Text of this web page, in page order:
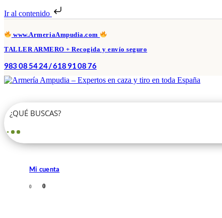
Ir al contenido
www.ArmeriaAmpudia.com
TALLER ARMERO + Recogida y envío seguro
983 08 54 24 / 618 91 08 76
Mi cuenta
0 0